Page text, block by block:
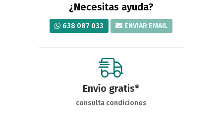
¿Necesitas ayuda?
638 087 033 ENVIAR EMAIL
Envío gratis*
consulta condiciones